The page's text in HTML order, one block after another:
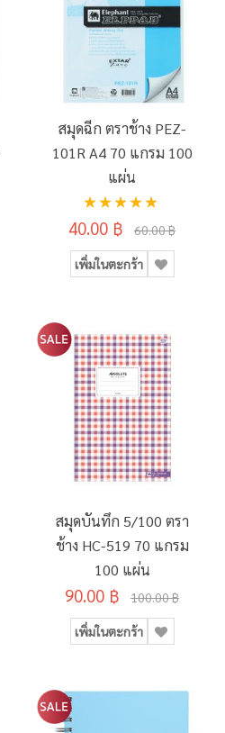
สมุดฉีก ตราช้าง PEZ-
101R A4 70 แกรม 100
แผ่น
อันดับ:
100%
40.00 ฿ 60.00 ฿
เพิ่มในตะกร้า
สมุดบันทึก 5/100 ตรา
ช้าง HC-519 70 แกรม
100 แผ่น
90.00 ฿ 100.00 ฿
เพิ่มในตะกร้า